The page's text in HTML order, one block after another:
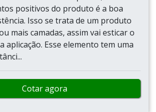
positivos do produto é a boa
Isso se trata de um produto
mais camadas, assim vai esticar o
aplicação. Esse elemento tem uma
Cotar agora